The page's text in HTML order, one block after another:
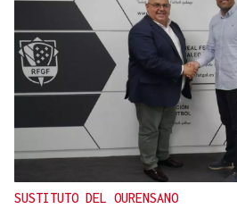
SUSTITUTO DEL OURENSANO